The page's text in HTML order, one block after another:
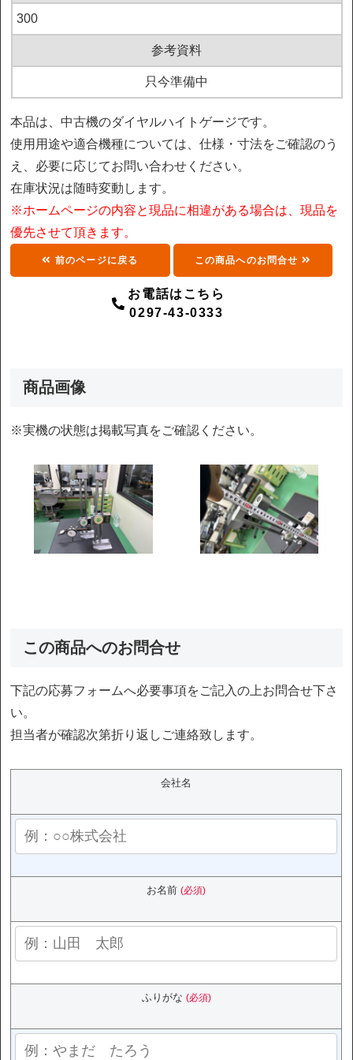
300
参考資料
只今準備中
本品は、中古機のダイヤルハイトゲージです。
使用用途や適合機種については、仕様・寸法をご確認のう
え、必要に応じてお問い合わせください。
在庫状況は随時変動します。
※ホームページの内容と現品に相違がある場合は、現品を
優先させて頂きます。
前のページに戻る この商品へのお問合せ
お電話はこちら
0297-43-0333
商品画像
※実機の状態は掲載写真をご確認ください。
この商品へのお問合せ
下記の応募フォームへ必要事項をご記入の上お問合せ下さ
い。
担当者が確認次第折り返しご連絡致します。
会社名
お名前(必須)
ふりがな (必須)